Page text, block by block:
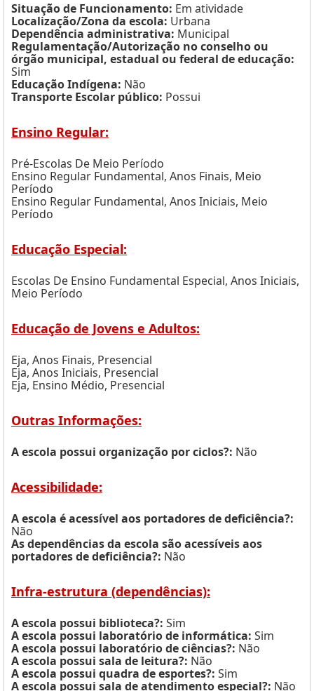
Situação de Funcionamento: Em atividade
Localização/Zona da escola: Urbana
Dependência administrativa: Municipal
Regulamentação/Autorização no conselho ou
órgão municipal, estadual ou federal de educação:
Sim
Educação Indígena: Não
Transporte Escolar público: Possui
Ensino Regular:
Pré-Escolas De Meio Período
Ensino Regular Fundamental, Anos Finais, Meio
Período
Ensino Regular Fundamental, Anos Iniciais, Meio
Período
Educação Especial:
Escolas De Ensino Fundamental Especial, Anos Iniciais,
Meio Período
Educação de Jovens e Adultos:
Eja, Anos Finais, Presencial
Eja, Anos Iniciais, Presencial
Eja, Ensino Médio, Presencial
Outras Informações:
A escola possui organização por ciclos?: Não
Acessibilidade:
A escola é acessível aos portadores de deficiência?:
Não
As dependências da escola são acessíveis aos
portadores de deficiência?: Não
Infra-estrutura (dependências):
A escola possui biblioteca?: Sim
A escola possui laboratório de informática: Sim
A escola possui laboratório de ciências?: Não
A escola possui sala de leitura?: Não
A escola possui quadra de esportes?: Sim
A escola possui sala de atendimento especial?: Não